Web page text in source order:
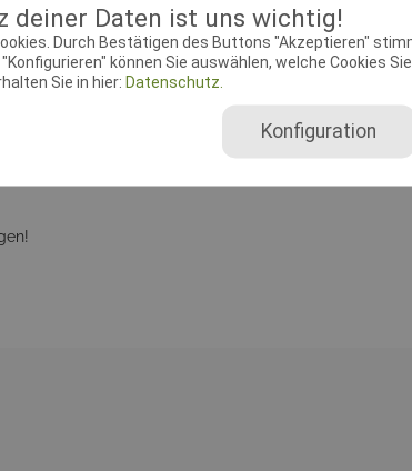
deiner Daten ist uns wichtig!
Durch Bestätigen des Buttons "Akzeptieren"
können Sie auswählen, welche Cookies
Sie in hier: Datenschutz.
Konfiguration
Dokumente
03.09.2020 00:00:00 Meldeschluss: